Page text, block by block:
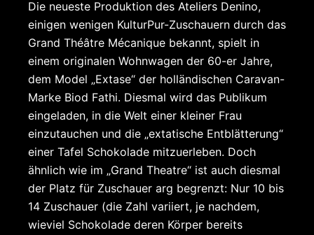
Die neueste Produktion des Ateliers Denino,
einigen wenigen KulturPur-Zuschauern durch das
Grand Théâtre Mécanique bekannt, spielt in
einem originalen Wohnwagen der 60-er Jahre,
dem Model „Extase“ der holländischen Caravan-
Marke Biod Fathi. Diesmal wird das Publikum
eingeladen, in die Welt einer kleiner Frau
einzutauchen und die „extatische Entblätterung“
einer Tafel Schokolade mitzuerleben. Doch
ähnlich wie im „Grand Theatre“ ist auch diesmal
der Platz für Zuschauer arg begrenzt: Nur 10 bis
14 Zuschauer (die Zahl variiert, je nachdem,
wieviel Schokolade deren Körper bereits